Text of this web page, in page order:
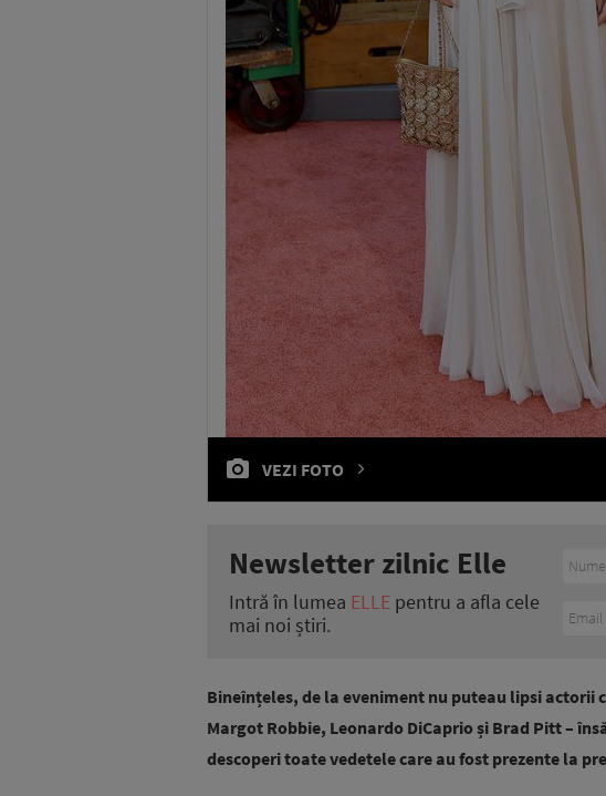
VEZI FOTO
Newsletter zilnic Elle
Intră în lumea ELLE pentru a afla cele
mai noi știri.
Bineînțeles, de la eveniment nu puteau lipsi
Margot Robbie, Leonardo DiCaprio și Brad Pitt –
descoperi toate vedetele care au fost prezente la